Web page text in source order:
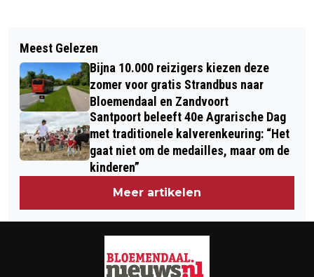
VRIJDAG 29 SEPTEMBER WERELD
HARTDAG: 'JAARLIJKSE
OVERLIJDENSGEVALLEN HART- EN
VAATZIEKTE ONDERSCHAT!'
JUMBO IS JARIG ÉN MET PENSIOEN:
NA 55 JAAR HET TROUWSTE BEESTJE
NU LUCHTVAARTGESCHIEDENIS
Meest Gelezen
Bijna 10.000 reizigers kiezen deze
zomer voor gratis Strandbus naar
Bloemendaal en Zandvoort
Santpoort beleeft 40e Agrarische Dag
met traditionele kalverenkeuring: “Het
gaat niet om de medailles, maar om de
kinderen”
Meer artikelen